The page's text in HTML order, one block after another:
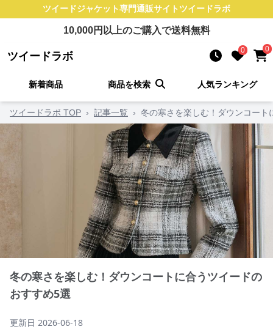
ツイードジャケット専門通販サイト ツイードラボ
10,000円以上のご購入で送料無料
ツイードラボ 0 0
新着商品 商品を検索 人気ランキング
ツイードラボ TOP › 記事一覧 › 冬の寒さを楽しむ！ダウンコー
冬の寒さを楽しむ！ダウンコートに合うツイードの
おすすめ5選
更新日 2026-06-18